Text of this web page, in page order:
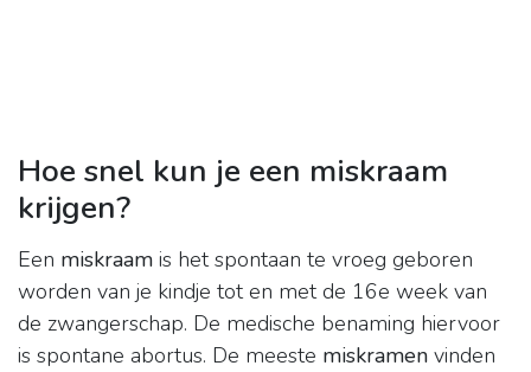
Hoe snel kun je een miskraam
krijgen?
Een miskraam is het spontaan te vroeg geboren
worden van je kindje tot en met de 16e week van
de zwangerschap. De medische benaming hiervoor
is spontane abortus. De meeste miskramen vinden